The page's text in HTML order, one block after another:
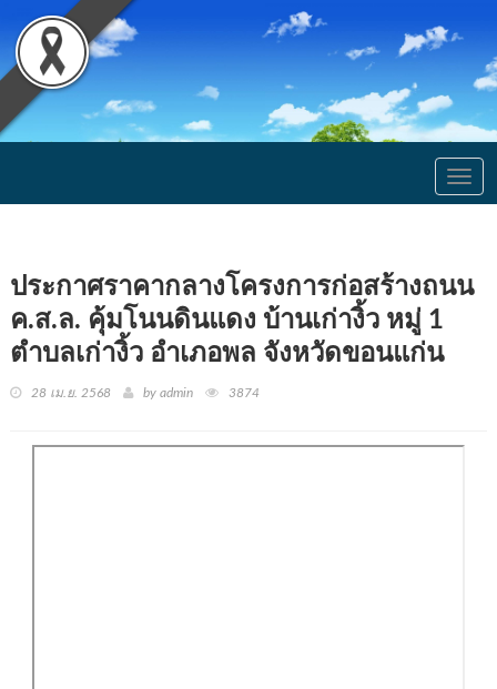
ประกาศราคากลางโครงการก่อสร้างถนน
ค.ส.ล. คุ้มโนนดินแดง บ้านเก่างิ้ว หมู่ 1
ตำบลเก่างิ้ว อำเภอพล จังหวัดขอนแก่น
28 เม.ย. 2568 by admin 3874